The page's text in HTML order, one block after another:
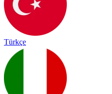
Türkçe